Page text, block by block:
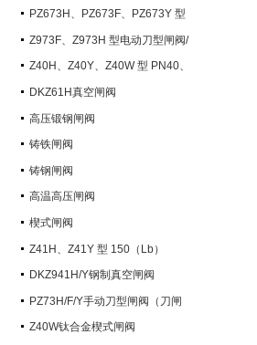
闸阀PZ673H、PZ673F、PZ673Y 型
气动刀型闸阀/刀闸阀
Z973F、Z973H 型电动刀型闸阀/
刀闸阀
Z40H、Z40Y、Z40W 型 PN40、
PN63 钢制楔式闸阀
DKZ61H真空闸阀
高压锻钢闸阀
铸铁闸阀
铸钢闸阀
高温高压闸阀
楔式闸阀
Z41H、Z41Y 型 150（Lb）
~600（Lb） 钢制楔式闸阀
DKZ941H/Y钢制真空闸阀
PZ73H/F/Y手动刀型闸阀（刀闸
阀）Z40W钛合金楔式闸阀